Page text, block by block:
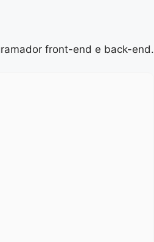
front-end e back-end.